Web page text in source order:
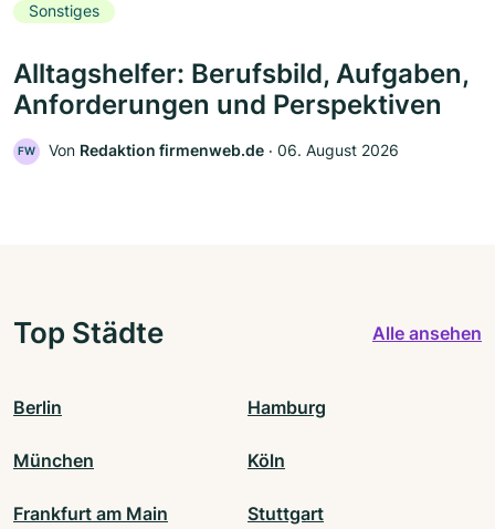
Sonstiges
Alltagshelfer: Berufsbild, Aufgaben,
Anforderungen und Perspektiven
FW Von Redaktion firmenweb.de ‧ 06. August 2026
Top Städte Alle ansehen
Berlin Hamburg
München Köln
Frankfurt am Main Stuttgart